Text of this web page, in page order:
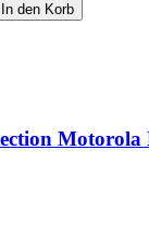
In den Korb
Motorola